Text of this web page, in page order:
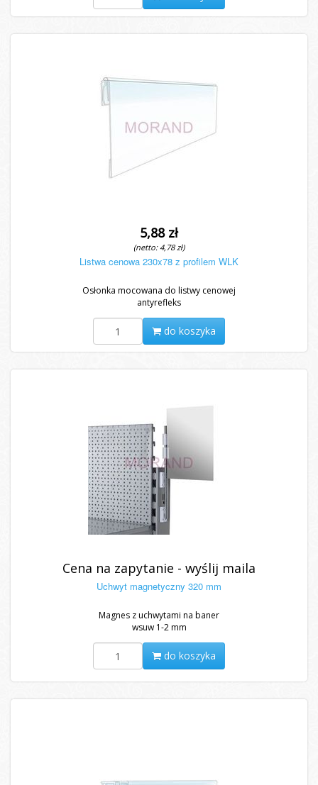
5,88 zł
(netto: 4,78 zł)
Listwa cenowa 230x78 z profilem WLK
Osłonka mocowana do listwy cenowej
antyrefleks
do koszyka
Cena na zapytanie - wyślij maila
Uchwyt magnetyczny 320 mm
Magnes z uchwytami na baner
wsuw 1-2 mm
do koszyka